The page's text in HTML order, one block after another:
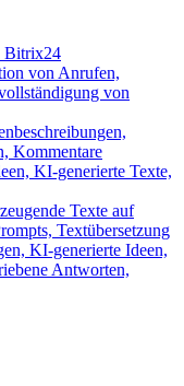
Bitrix24
von Anrufen,
von
Kommentare
KI-generierte Texte,
Texte auf
Textübersetzung
KI-generierte Ideen,
Antworten,